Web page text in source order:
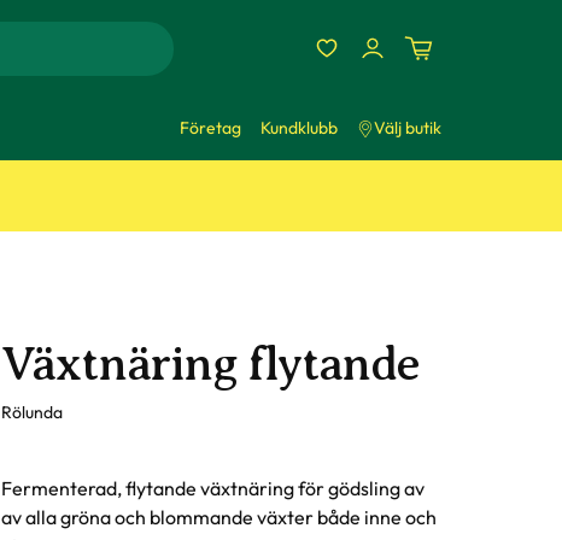
Företag Kundklubb Välj butik
Växtnäring flytande
Rölunda
Fermenterad, flytande växtnäring för gödsling av
av alla gröna och blommande växter både inne och